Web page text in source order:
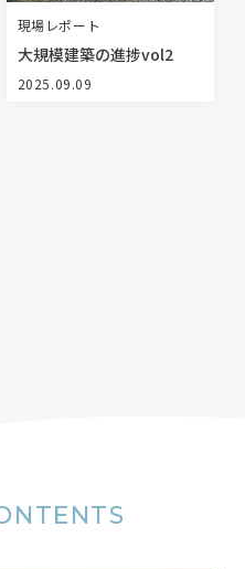
現場レポート
2025.09.09
大規模建築の進捗vol2